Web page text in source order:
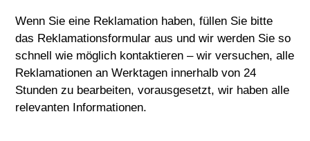
Wenn Sie eine Reklamation haben, füllen Sie bitte
das Reklamationsformular aus und wir werden Sie so
schnell wie möglich kontaktieren – wir versuchen, alle
Reklamationen an Werktagen innerhalb von 24
Stunden zu bearbeiten, vorausgesetzt, wir haben alle
relevanten Informationen.